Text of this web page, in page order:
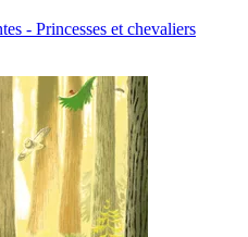
- Princesses et chevaliers